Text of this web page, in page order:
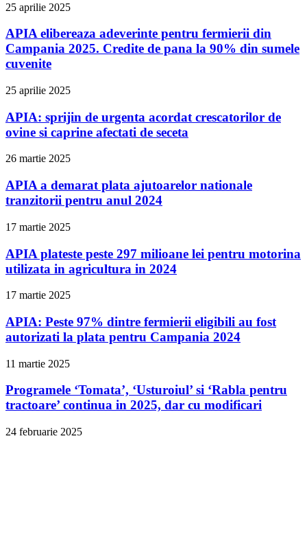
25 aprilie 2025
APIA elibereaza adeverinte pentru fermierii din
Campania 2025. Credite de pana la 90% din sumele
cuvenite
25 aprilie 2025
APIA: sprijin de urgenta acordat crescatorilor de
ovine si caprine afectati de seceta
26 martie 2025
APIA a demarat plata ajutoarelor nationale
tranzitorii pentru anul 2024
17 martie 2025
APIA plateste peste 297 milioane lei pentru motorina
utilizata in agricultura in 2024
17 martie 2025
APIA: Peste 97% dintre fermierii eligibili au fost
autorizati la plata pentru Campania 2024
11 martie 2025
Programele ‘Tomata’, ‘Usturoiul’ si ‘Rabla pentru
tractoare’ continua in 2025, dar cu modificari
24 februarie 2025